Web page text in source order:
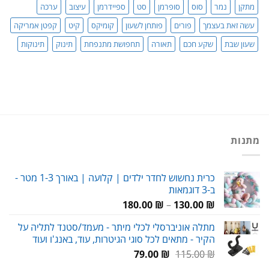
מתקן
נמר סוס סופרמן סט ספיידרמן עיצוב
ערכה
עשה זאת בעצמך
פורים פותחן לשעון קומיקס קיט
קפטן אמריקה
שעון שבת
שקע חכם תאורה תחפושת מתנפחת תינוק תינוקות
מתנות
כרית נחשוש לחדר ילדים | קלועה | באורך 1-3 מטר -
ב-3 דוגמאות
130.00 ₪
–
180.00 ₪
עד
מתלה אוניברסלי לכלי מיתר - מעמד/סטנד לתליה על
הקיר - מתאים לכל סוגי הגיטרות, עוד, באנג'ו ועוד
115.00₪
המחיר79.00 ₪
המחיר